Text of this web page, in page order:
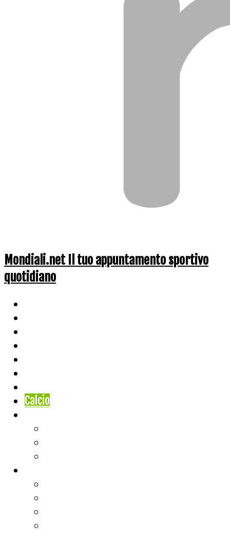
Mondiali.net Il tuo appuntamento sportivo
quotidiano
Calcio